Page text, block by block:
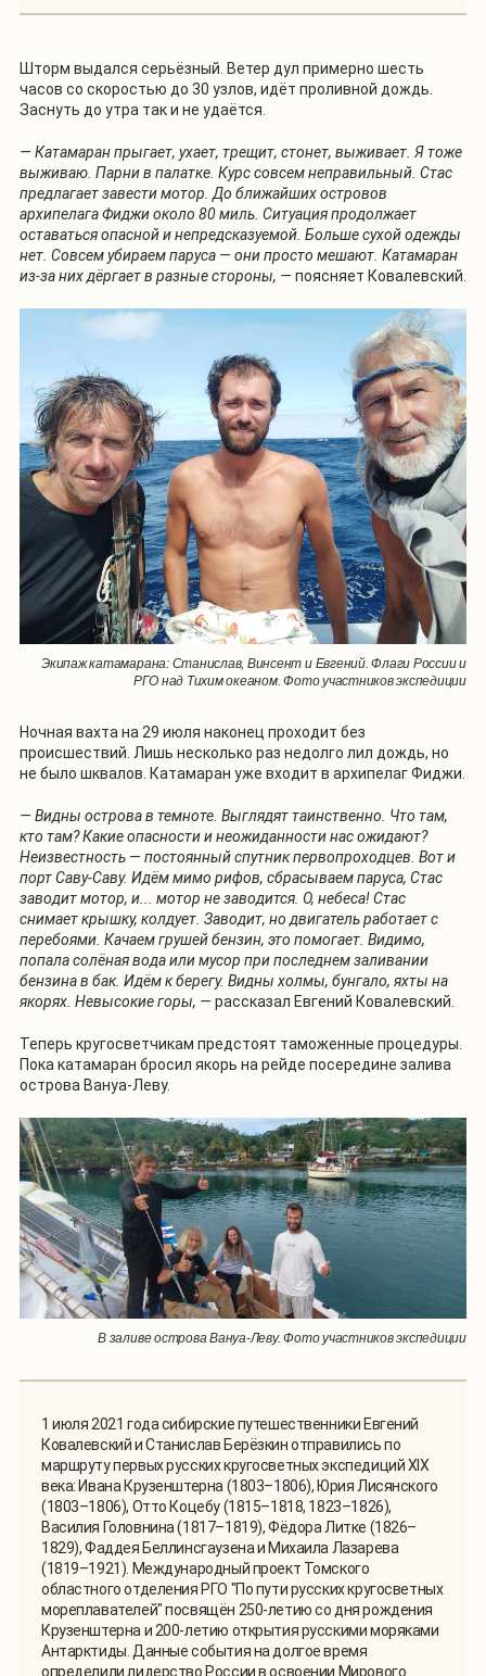
Шторм выдался серьёзный. Ветер дул примерно шесть
часов со скоростью до 30 узлов, идёт проливной дождь.
Заснуть до утра так и не удаётся.
— Катамаран прыгает, ухает, трещит, стонет, выживает. Я тоже
выживаю. Парни в палатке. Курс совсем неправильный. Стас
предлагает завести мотор. До ближайших островов
архипелага Фиджи около 80 миль. Ситуация продолжает
оставаться опасной и непредсказуемой. Больше сухой одежды
нет. Совсем убираем паруса — они просто мешают. Катамаран
из-за них дёргает в разные стороны, — поясняет Ковалевский.
Экипаж катамарана: Станислав, Винсент и Евгений. Флаги России и
РГО над Тихим океаном. Фото участников экспедиции
Ночная вахта на 29 июля наконец проходит без
происшествий. Лишь несколько раз недолго лил дождь, но
не было шквалов. Катамаран уже входит в архипелаг Фиджи.
— Видны острова в темноте. Выглядят таинственно. Что там,
кто там? Какие опасности и неожиданности нас ожидают?
Неизвестность — постоянный спутник первопроходцев. Вот и
порт Саву-Саву. Идём мимо рифов, сбрасываем паруса, Стас
заводит мотор, и... мотор не заводится. О, небеса! Стас
снимает крышку, колдует. Заводит, но двигатель работает с
перебоями. Качаем грушей бензин, это помогает. Видимо,
попала солёная вода или мусор при последнем заливании
бензина в бак. Идём к берегу. Видны холмы, бунгало, яхты на
якорях. Невысокие горы, — рассказал Евгений Ковалевский.
Теперь кругосветчикам предстоят таможенные процедуры.
Пока катамаран бросил якорь на рейде посередине залива
острова Вануа-Леву.
В заливе острова Вануа-Леву. Фото участников экспедиции
1 июля 2021 года сибирские путешественники Евгений
Ковалевский и Станислав Берёзкин отправились по
маршруту первых русских кругосветных экспедиций XIX
века: Ивана Крузенштерна (1803–1806), Юрия Лисянского
(1803–1806), Отто Коцебу (1815–1818, 1823–1826),
Василия Головнина (1817–1819), Фёдора Литке (1826–
1829), Фаддея Беллинсгаузена и Михаила Лазарева
(1819–1921). Международный проект Томского
областного отделения РГО "По пути русских кругосветных
мореплавателей" посвящён 250-летию со дня рождения
Крузенштерна и 200-летию открытия русскими моряками
Антарктиды. Данные события на долгое время
определили лидерство России в освоении Мирового